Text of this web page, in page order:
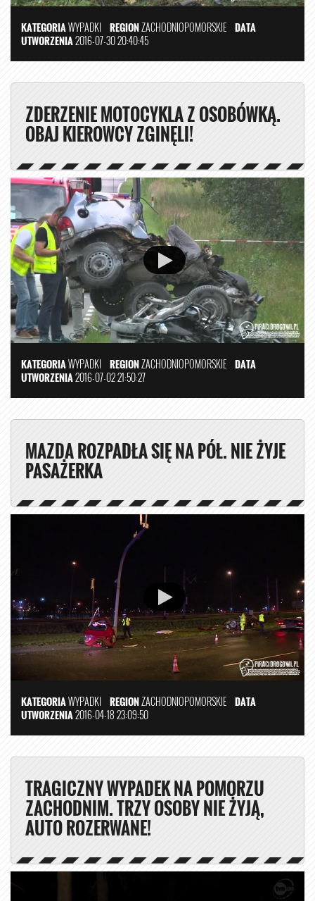
KATEGORIAWYPADKI REGIONZACHODNIOPOMORSKIE DATA
UTWORZENIA2016-07-30 20:40:45
ZDERZENIE MOTOCYKLA Z OSOBÓWKĄ.
OBAJ KIEROWCY ZGINĘLI!
KATEGORIAWYPADKI REGIONZACHODNIOPOMORSKIE DATA
UTWORZENIA2016-07-02 21:50:27
MAZDA ROZPADŁA SIĘ NA PÓŁ. NIE ŻYJE
PASAŻERKA
KATEGORIAWYPADKI REGIONZACHODNIOPOMORSKIE DATA
UTWORZENIA2016-04-18 23:09:50
TRAGICZNY WYPADEK NA POMORZU
ZACHODNIM. TRZY OSOBY NIE ŻYJĄ,
AUTO ROZERWANE!